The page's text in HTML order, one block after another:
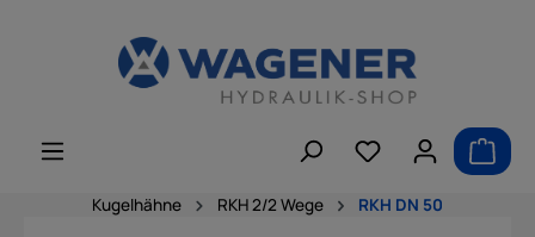
Kugelhähne RKH 2/2 Wege RKH DN 50